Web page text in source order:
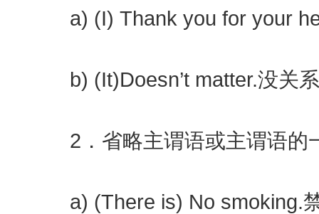
a) (I) Thank you for your
b) (It)Doesn’t matter.没关
2．省略主谓语或主谓语的
a) (There is) No smoking.